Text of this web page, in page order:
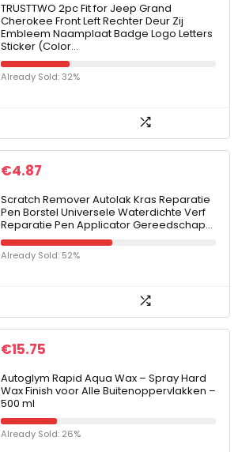
TRUSTTWO 2pc Fit for Jeep Grand
Cherokee Front Left Rechter Deur Zij
Embleem Naamplaat Badge Logo Letters
Sticker (Color…
Already Sold: 32%
€4.87
Scratch Remover Autolak Kras Reparatie
Pen Borstel Universele Waterdichte Verf
Reparatie Pen Applicator Gereedschap…
Already Sold: 52%
€15.75
Autoglym Rapid Aqua Wax – Spray Hard
Wax Finish voor Alle Buitenoppervlakken –
500 ml
Already Sold: 26%